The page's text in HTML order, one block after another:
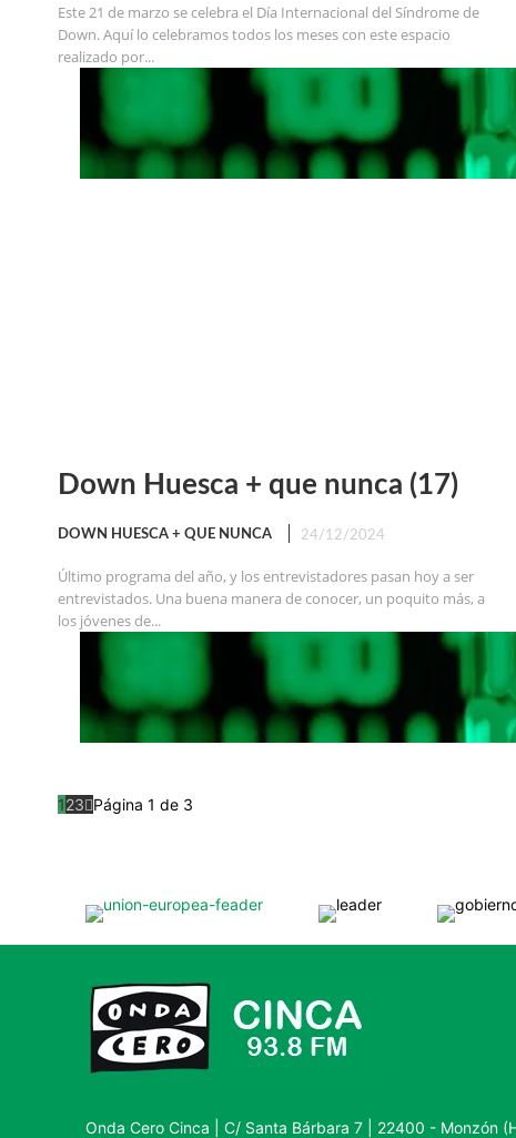
Este 21 de marzo se celebra el Día Internacional del Síndrome de
Down. Aquí lo celebramos todos los meses con este espacio
realizado por...
Down Huesca + que nunca (17)
DOWN HUESCA + QUE NUNCA 24/12/2024
Último programa del año, y los entrevistadores pasan hoy a ser
entrevistados. Una buena manera de conocer, un poquito más, a
los jóvenes de...
123 Página 1 de 3
Onda Cero Cinca | C/ Santa Bárbara 7 | 22400 - Monzón